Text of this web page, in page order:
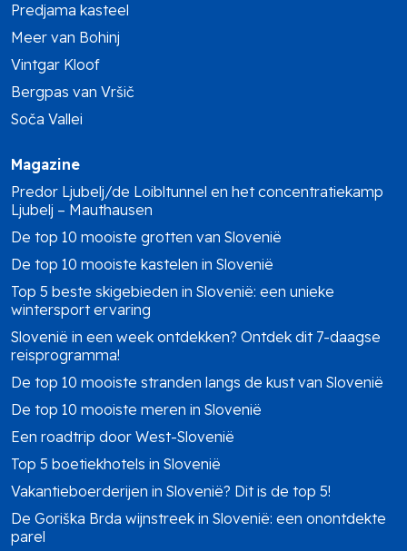
Predjama kasteel
Meer van Bohinj
Vintgar Kloof
Bergpas van Vršič
Soča Vallei
Magazine
Predor Ljubelj/de Loibltunnel en het concentratiekamp
Ljubelj – Mauthausen
De top 10 mooiste grotten van Slovenië
De top 10 mooiste kastelen in Slovenië
Top 5 beste skigebieden in Slovenië: een unieke
wintersport ervaring
Slovenië in een week ontdekken? Ontdek dit 7-daagse
reisprogramma!
De top 10 mooiste stranden langs de kust van Slovenië
De top 10 mooiste meren in Slovenië
Een roadtrip door West-Slovenië
Top 5 boetiekhotels in Slovenië
Vakantieboerderijen in Slovenië? Dit is de top 5!
De Goriška Brda wijnstreek in Slovenië: een onontdekte
parel